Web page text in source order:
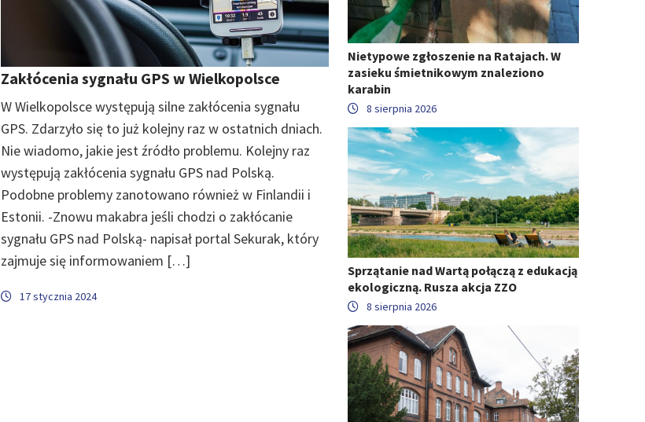
Zakłócenia sygnału GPS w Wielkopolsce
W Wielkopolsce występują silne zakłócenia sygnału
GPS. Zdarzyło się to już kolejny raz w ostatnich dniach.
Nie wiadomo, jakie jest źródło problemu. Kolejny raz
występują zakłócenia sygnału GPS nad Polską.
Podobne problemy zanotowano również w Finlandii i
Estonii. -Znowu makabra jeśli chodzi o zakłócanie
sygnału GPS nad Polską- napisał portal Sekurak, który
zajmuje się informowaniem […]
17 stycznia 2024
Nietypowe zgłoszenie na Ratajach. W
zasieku śmietnikowym znaleziono
karabin
8 sierpnia 2026
Sprzątanie nad Wartą połączą z edukacją
ekologiczną. Rusza akcja ZZO
8 sierpnia 2026